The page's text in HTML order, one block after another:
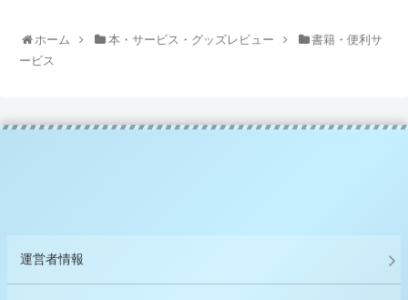
ホーム 本・サービス・グッズレビュー
書籍・便利サ
ービス
運営者情報